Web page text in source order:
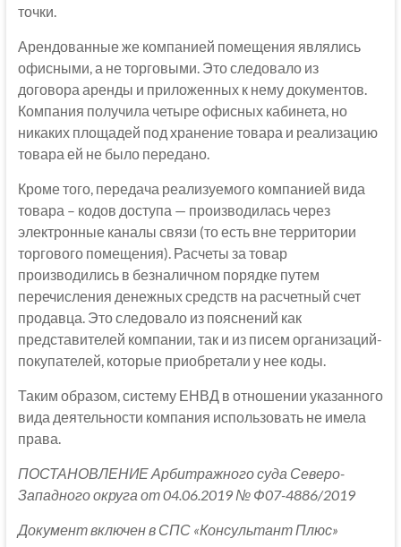
точки.
Арендованные же компанией помещения являлись
офисными, а не торговыми. Это следовало из
договора аренды и приложенных к нему документов.
Компания получила четыре офисных кабинета, но
никаких площадей под хранение товара и реализацию
товара ей не было передано.
Кроме того, передача реализуемого компанией вида
товара – кодов доступа — производилась через
электронные каналы связи (то есть вне территории
торгового помещения). Расчеты за товар
производились в безналичном порядке путем
перечисления денежных средств на расчетный счет
продавца. Это следовало из пояснений как
представителей компании, так и из писем организаций-
покупателей, которые приобретали у нее коды.
Таким образом, систему ЕНВД в отношении указанного
вида деятельности компания использовать не имела
права.
ПОСТАНОВЛЕНИЕ Арбитражного суда Северо-
Западного округа от 04.06.2019 № Ф07-4886/2019
Документ включен в СПС «Консультант Плюс»